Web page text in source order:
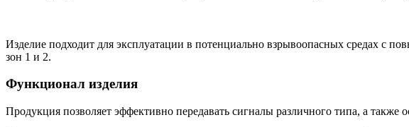
Изделие подходит для эксплуатации в потенциально взрывоопасных средах с
зон 1 и 2.
Функционал изделия
Продукция позволяет эффективно передавать сигналы различного типа, а также